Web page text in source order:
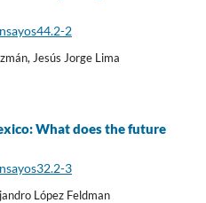
2
Jesús Jorge Lima
What does the future
3
López Feldman